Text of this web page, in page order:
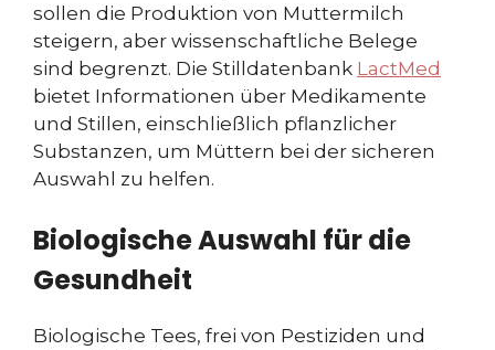
sollen die Produktion von Muttermilch
steigern, aber wissenschaftliche Belege
sind begrenzt. Die Stilldatenbank LactMed
bietet Informationen über Medikamente
und Stillen, einschließlich pflanzlicher
Substanzen, um Müttern bei der sicheren
Auswahl zu helfen.
Biologische Auswahl für die
Gesundheit
Biologische Tees, frei von Pestiziden und